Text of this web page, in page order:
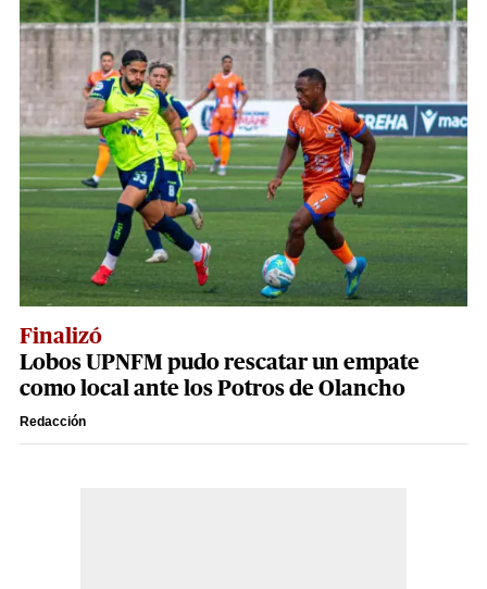
Finalizó
Lobos UPNFM pudo rescatar un empate
como local ante los Potros de Olancho
Redacción